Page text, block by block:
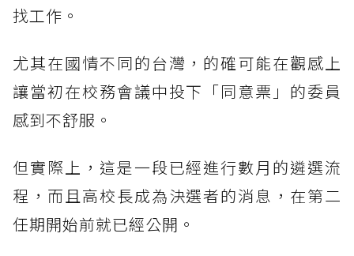
找工作。
尤其在國情不同的台灣，的確可能在觀感上
讓當初在校務會議中投下「同意票」的委員
感到不舒服。
但實際上，這是一段已經進行數月的遴選流
程，而且高校長成為決選者的消息，在第二
任期開始前就已經公開。